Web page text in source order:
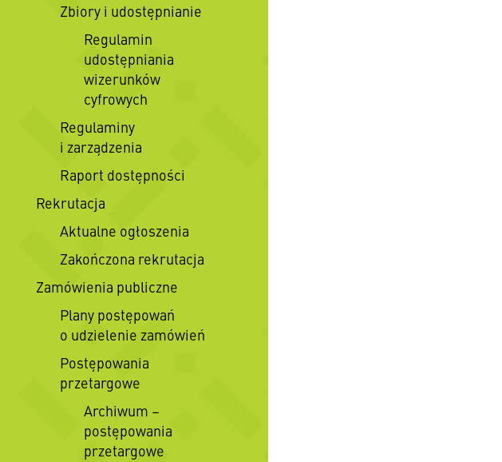
Zbiory i udostępnianie
Regulamin
udostępniania
wizerunków
cyfrowych
Regulaminy
i zarządzenia
Raport dostępności
Rekrutacja
Aktualne ogłoszenia
Zakończona rekrutacja
Zamówienia publiczne
Plany postępowań
o udzielenie zamówień
Postępowania
przetargowe
Archiwum –
postępowania
przetargowe